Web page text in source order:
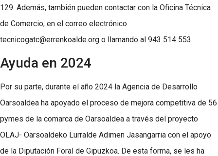
129. Además, también pueden contactar con la Oficina Técnica
de Comercio, en el correo electrónico
tecnicogatc@errenkoalde.org o llamando al 943 514 553.
Ayuda en 2024
Por su parte, durante el año 2024 la Agencia de Desarrollo
Oarsoaldea ha apoyado el proceso de mejora competitiva de 56
pymes de la comarca de Oarsoaldea a través del proyecto
OLAJ- Oarsoaldeko Lurralde Adimen Jasangarria con el apoyo
de la Diputación Foral de Gipuzkoa. De esta forma, se les ha